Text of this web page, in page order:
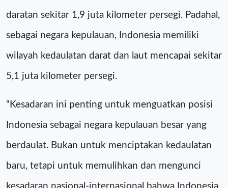
daratan sekitar 1,9 juta kilometer persegi. Padahal,
sebagai negara kepulauan, Indonesia memiliki
wilayah kedaulatan darat dan laut mencapai sekitar
5,1 juta kilometer persegi.
“Kesadaran ini penting untuk menguatkan posisi
Indonesia sebagai negara kepulauan besar yang
berdaulat. Bukan untuk menciptakan kedaulatan
baru, tetapi untuk memulihkan dan mengunci